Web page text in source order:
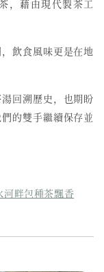
，藉由現代製茶工
飲食風味更是在地
回溯歷史，也期盼
的雙手繼續保存並
河畔包種茶飄香